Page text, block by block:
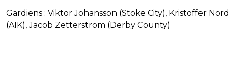
Gardiens : Viktor Johansson (Stoke City), Kristoffer
(AIK), Jacob Zetterström (Derby County)